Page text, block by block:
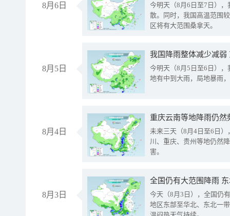
8月6日
今明天（8月6日至7日）
散。同时，我国高温范围
区将有大范围桑拿天。
8月5日
我国降雨整体减少减弱
今明天（8月5日至6日）
地有中到大雨，局地暴雨
8月4日
重庆云南等地降雨仍然
未来三天（8月4日至6日
川、重庆、贵州等地仍然
害。
8月3日
全国仍有大范围降雨
今天（8月3日），全国仍
地区东部至华北、东北一